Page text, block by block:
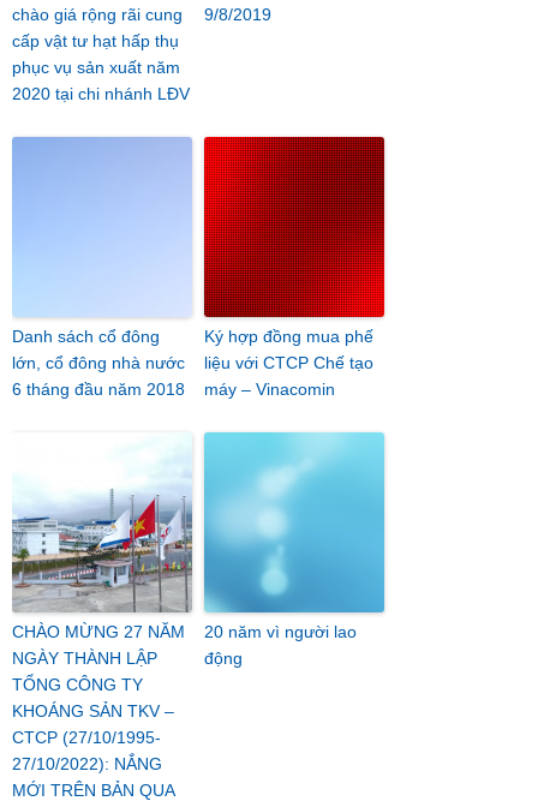
chào giá rộng rãi cung
cấp vật tư hạt hấp thụ
phục vụ sản xuất năm
2020 tại chi nhánh LĐV
9/8/2019
Danh sách cổ đông
lớn, cổ đông nhà nước
6 tháng đầu năm 2018
Ký hợp đồng mua phế
liệu với CTCP Chế tạo
máy – Vinacomin
CHÀO MỪNG 27 NĂM
NGÀY THÀNH LẬP
TỔNG CÔNG TY
KHOÁNG SẢN TKV –
CTCP (27/10/1995-
27/10/2022): NẮNG
MỚI TRÊN BẢN QUA
20 năm vì người lao
động